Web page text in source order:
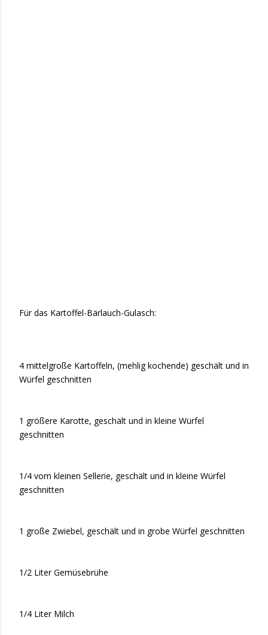
Für das Kartoffel-Bärlauch-Gulasch:
4 mittelgroße Kartoffeln, (mehlig kochende) geschält und in
Würfel geschnitten
1 größere Karotte, geschält und in kleine Würfel
geschnitten
1/4 vom kleinen Sellerie, geschält und in kleine Würfel
geschnitten
1 große Zwiebel, geschält und in grobe Würfel geschnitten
1/2 Liter Gemüsebrühe
1/4 Liter Milch